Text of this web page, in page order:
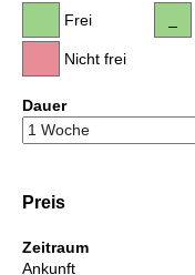
Frei
Nicht frei
Dauer
Preis
Zeitraum
Ankunft